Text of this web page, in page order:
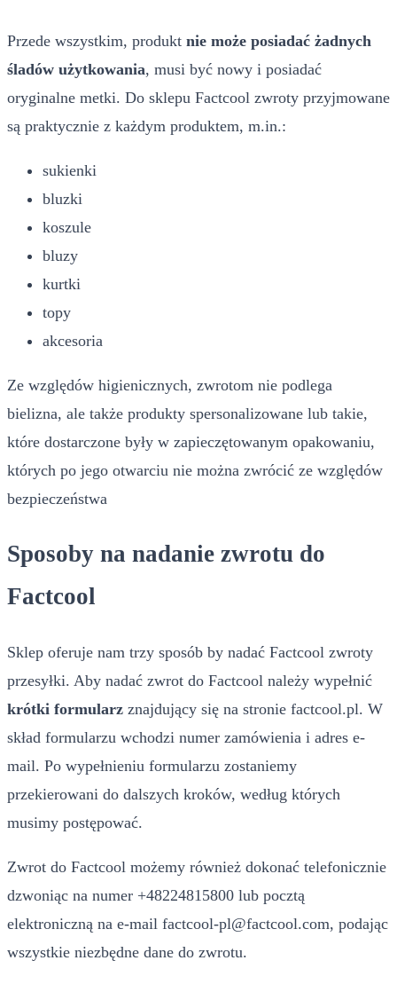
Przede wszystkim, produkt nie może posiadać żadnych
śladów użytkowania, musi być nowy i posiadać
oryginalne metki. Do sklepu Factcool zwroty przyjmowane
są praktycznie z każdym produktem, m.in.:
sukienki
bluzki
koszule
bluzy
kurtki
topy
akcesoria
Ze względów higienicznych, zwrotom nie podlega
bielizna, ale także produkty spersonalizowane lub takie,
które dostarczone były w zapieczętowanym opakowaniu,
których po jego otwarciu nie można zwrócić ze względów
bezpieczeństwa
Sposoby na nadanie zwrotu do
Factcool
Sklep oferuje nam trzy sposób by nadać Factcool zwroty
przesyłki. Aby nadać zwrot do Factcool należy wypełnić
krótki formularz znajdujący się na stronie factcool.pl. W
skład formularzu wchodzi numer zamówienia i adres e-
mail. Po wypełnieniu formularzu zostaniemy
przekierowani do dalszych kroków, według których
musimy postępować.
Zwrot do Factcool możemy również dokonać telefonicznie
dzwoniąc na numer +48224815800 lub pocztą
elektroniczną na e-mail factcool-pl@factcool.com, podając
wszystkie niezbędne dane do zwrotu.